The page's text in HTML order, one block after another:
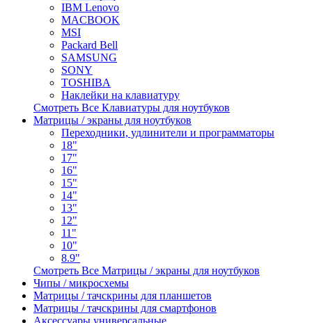
IBM Lenovo
MACBOOK
MSI
Packard Bell
SAMSUNG
SONY
TOSHIBA
Наклейки на клавиатуру
Смотреть Все Клавиатуры для ноутбуков
Матрицы / экраны для ноутбуков
Переходники, удлинители и программаторы
18"
17"
16"
15"
14"
13"
12"
11"
10"
8.9"
Смотреть Все Матрицы / экраны для ноутбуков
Чипы / микросхемы
Матрицы / тачскрины для планшетов
Матрицы / тачскрины для смартфонов
Аксессуары универсальные